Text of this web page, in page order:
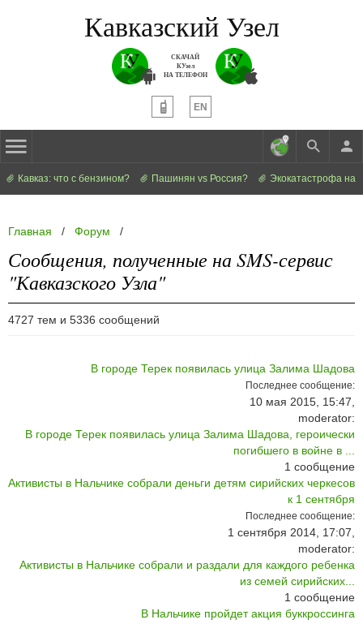
Кавказский Узел
СКАЧАЙ
КУзел
НА ТЕЛЕФОН
EN
Кавказ: что с бензином? Пашинян vs Россия? Экокатастрофа на
Главная / Форум /
Сообщения, полученные на SMS-сервис
"Кавказского Узла"
4727 тем и 5336 сообщений
В городе Терек появилась улица Залима Шадова
Последнее сообщение:
10 мая 2015, 15:47,
moderator:
В городе Терек появилась улица Залима Шадова, героически
погибшего в войне в ...
1 сообщение
Активисты в Нальчике собрали деньги детям сирийских черкесов
к 1 сентября
Последнее сообщение:
1 сентября 2014, 17:07,
moderator:
Активисты в Нальчике собрали и раздали для каждого ребенка
из семей сирийских...
1 сообщение
В Нальчике пройдет акция буккроссинга